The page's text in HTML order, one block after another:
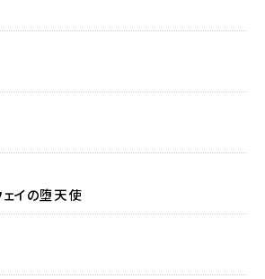
イの堕天使